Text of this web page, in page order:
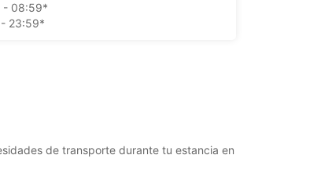
- 08:59*
- 23:59*
de transporte durante tu estancia en